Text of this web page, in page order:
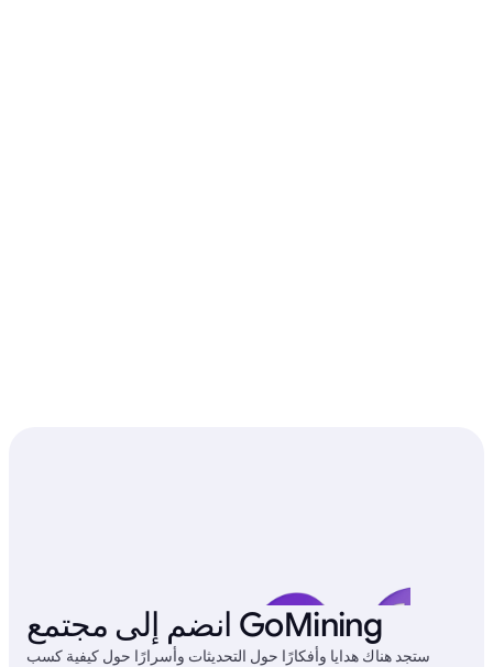
انضم إلى مجتمع GoMining
ستجد هناك هدايا وأفكارًا حول التحديثات وأسرارًا حول كيفية كسب